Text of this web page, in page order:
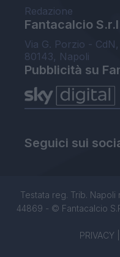
Redazione
Fantacalcio
Via G. Porzio -
80143, Napoli
Pubblicità su
Seguici sui
Testata reg. Trib. Napoli
44869 - © Fantacalcio
PRIVACY|